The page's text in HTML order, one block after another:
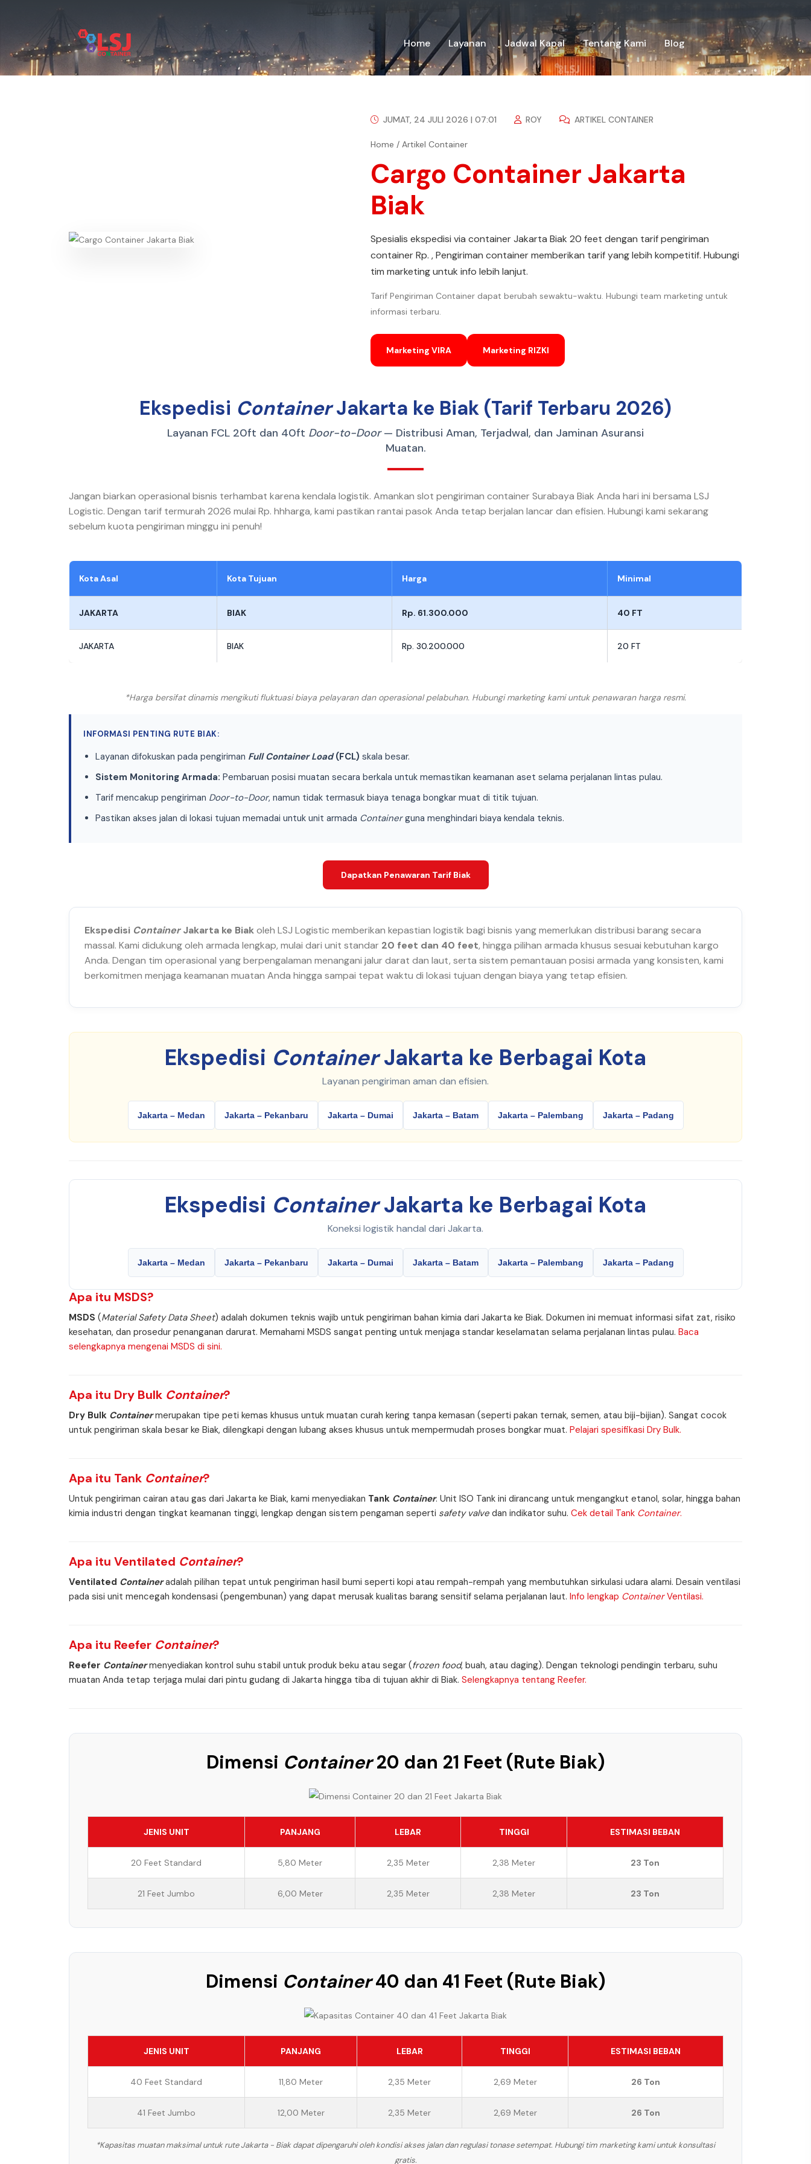
Home Layanan Jadwal Kapal Tentang Kami Blog
JUMAT, 24 JULI 2026 | 07:01 ROY ARTIKEL CONTAINER
Home / Artikel Container
Cargo Container Jakarta
Biak
Spesialis ekspedisi via container Jakarta Biak 20 feet dengan tarif pengiriman
container Rp. , Pengiriman container memberikan tarif yang lebih kompetitif. Hubungi
tim marketing untuk info lebih lanjut.
Tarif Pengiriman Container dapat berubah sewaktu-waktu. Hubungi team marketing untuk
informasi terbaru.
Marketing VIRA Marketing RIZKI
Ekspedisi ContainerJakarta ke Biak (Tarif Terbaru 2026)
Layanan FCL 20ft dan 40ft Door-to-Door— Distribusi Aman, Terjadwal, dan Jaminan Asuransi
Muatan.
Jangan biarkan operasional bisnis terhambat karena kendala logistik. Amankan slot pengiriman container Surabaya Biak Anda hari ini bersama LSJ
Logistic. Dengan tarif termurah 2026 mulai Rp. hhharga, kami pastikan rantai pasok Anda tetap berjalan lancar dan efisien. Hubungi kami sekarang
sebelum kuota pengiriman minggu ini penuh!
Kota Asal Kota Tujuan Harga Minimal
JAKARTA BIAK Rp. 61.300.000 40 FT
JAKARTA BIAK Rp. 30.200.000 20 FT
*Harga bersifat dinamis mengikuti fluktuasi biaya pelayaran dan operasional pelabuhan. Hubungi marketing kami untuk penawaran harga resmi.
INFORMASI PENTING RUTE BIAK:
Layanan difokuskan pada pengiriman Full Container Load(FCL) skala besar.
Sistem Monitoring Armada: Pembaruan posisi muatan secara berkala untuk memastikan keamanan aset selama perjalanan lintas pulau.
Tarif mencakup pengiriman Door-to-Door, namun tidak termasuk biaya tenaga bongkar muat di titik tujuan.
Pastikan akses jalan di lokasi tujuan memadai untuk unit armada Containerguna menghindari biaya kendala teknis.
Dapatkan Penawaran Tarif Biak
Ekspedisi ContainerJakarta ke Biakoleh LSJ Logistic memberikan kepastian logistik bagi bisnis yang memerlukan distribusi barang secara
massal. Kami didukung oleh armada lengkap, mulai dari unit standar 20 feet dan 40 feet, hingga pilihan armada khusus sesuai kebutuhan kargo
Anda. Dengan tim operasional yang berpengalaman menangani jalur darat dan laut, serta sistem pemantauan posisi armada yang konsisten, kami
berkomitmen menjaga keamanan muatan Anda hingga sampai tepat waktu di lokasi tujuan dengan biaya yang tetap efisien.
Ekspedisi ContainerJakarta ke Berbagai Kota
Layanan pengiriman aman dan efisien.
Jakarta – Medan Jakarta – Pekanbaru Jakarta – Dumai Jakarta – Batam Jakarta – Palembang Jakarta – Padang
Ekspedisi ContainerJakarta ke Berbagai Kota
Koneksi logistik handal dari Jakarta.
Jakarta – Medan Jakarta – Pekanbaru Jakarta – Dumai Jakarta – Batam Jakarta – Palembang Jakarta – Padang
Apa itu MSDS?
MSDS (Material Safety Data Sheet) adalah dokumen teknis wajib untuk pengiriman bahan kimia dari Jakarta ke Biak. Dokumen ini memuat informasi sifat zat, risiko
kesehatan, dan prosedur penanganan darurat. Memahami MSDS sangat penting untuk menjaga standar keselamatan selama perjalanan lintas pulau. Baca
selengkapnya mengenai MSDS di sini.
Apa itu Dry Bulk Container?
Dry Bulk Containermerupakan tipe peti kemas khusus untuk muatan curah kering tanpa kemasan (seperti pakan ternak, semen, atau biji-bijian). Sangat cocok
untuk pengiriman skala besar ke Biak, dilengkapi dengan lubang akses khusus untuk mempermudah proses bongkar muat. Pelajari spesifikasi Dry Bulk.
Apa itu Tank Container?
Untuk pengiriman cairan atau gas dari Jakarta ke Biak, kami menyediakan Tank Container. Unit ISO Tank ini dirancang untuk mengangkut etanol, solar, hingga bahan
kimia industri dengan tingkat keamanan tinggi, lengkap dengan sistem pengaman seperti safety valve dan indikator suhu. Cek detail Tank Container.
Apa itu Ventilated Container?
Ventilated Containeradalah pilihan tepat untuk pengiriman hasil bumi seperti kopi atau rempah-rempah yang membutuhkan sirkulasi udara alami. Desain ventilasi
pada sisi unit mencegah kondensasi (pengembunan) yang dapat merusak kualitas barang sensitif selama perjalanan laut. Info lengkap ContainerVentilasi.
Apa itu Reefer Container?
Reefer Containermenyediakan kontrol suhu stabil untuk produk beku atau segar (frozen food, buah, atau daging). Dengan teknologi pendingin terbaru, suhu
muatan Anda tetap terjaga mulai dari pintu gudang di Jakarta hingga tiba di tujuan akhir di Biak. Selengkapnya tentang Reefer.
Dimensi Container20 dan 21 Feet (Rute Biak)
JENIS UNIT PANJANG LEBAR TINGGI ESTIMASI BEBAN
20 Feet Standard 5,80 Meter 2,35 Meter 2,38 Meter 23 Ton
21 Feet Jumbo 6,00 Meter 2,35 Meter 2,38 Meter 23 Ton
Dimensi Container40 dan 41 Feet (Rute Biak)
JENIS UNIT PANJANG LEBAR TINGGI ESTIMASI BEBAN
40 Feet Standard 11,80 Meter 2,35 Meter 2,69 Meter 26 Ton
41 Feet Jumbo 12,00 Meter 2,35 Meter 2,69 Meter 26 Ton
*Kapasitas muatan maksimal untuk rute Jakarta - Biak dapat dipengaruhi oleh kondisi akses jalan dan regulasi tonase setempat. Hubungi tim marketing kami untuk konsultasi
gratis.